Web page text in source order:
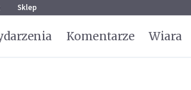
Sklep
Komentarze Wiara